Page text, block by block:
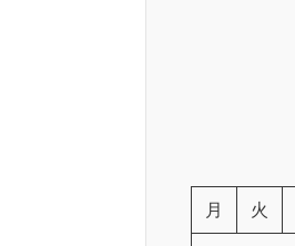
月 火